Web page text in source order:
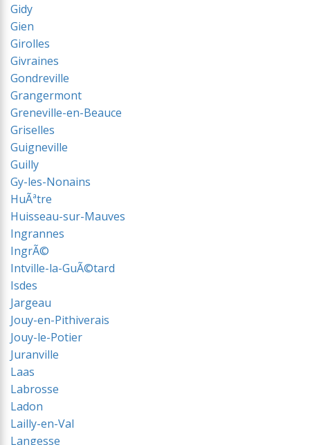
Gidy
Gien
Girolles
Givraines
Gondreville
Grangermont
Greneville-en-Beauce
Griselles
Guigneville
Guilly
Gy-les-Nonains
HuÃªtre
Huisseau-sur-Mauves
Ingrannes
IngrÃ©
Intville-la-GuÃ©tard
Isdes
Jargeau
Jouy-en-Pithiverais
Jouy-le-Potier
Juranville
Laas
Labrosse
Ladon
Lailly-en-Val
Langesse